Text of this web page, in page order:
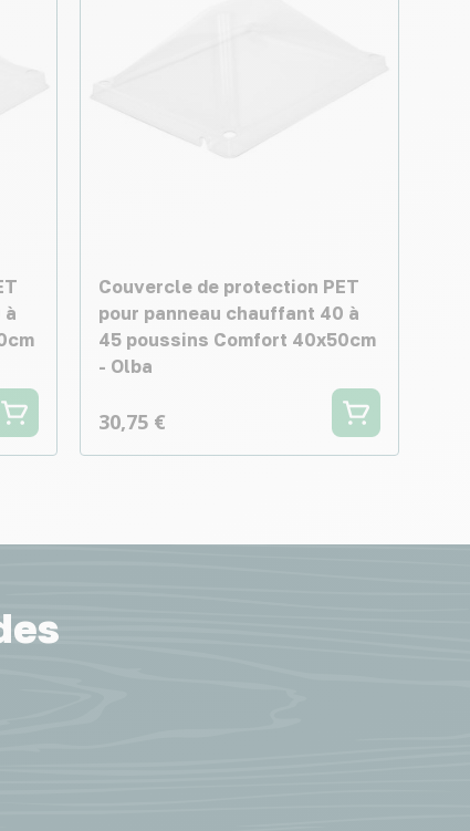
à
Couvercle de protection PET
pour panneau chauffant 40 à
45 poussins Comfort 40x50cm
- Olba
30,75 €